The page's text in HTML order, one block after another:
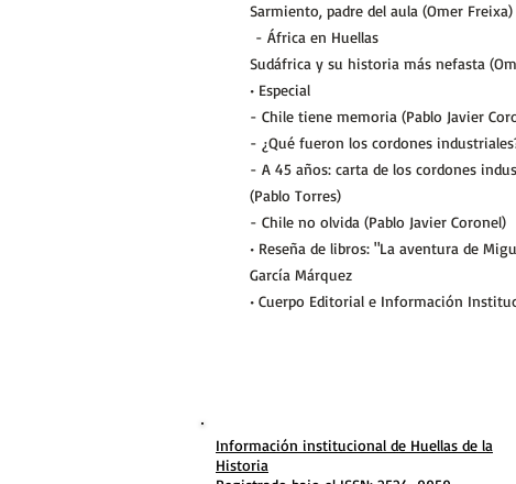
Sarmiento, padre del aula (Omer Freixa)
- África en Huellas
Sudáfrica y su historia más nefasta
• Especial
- Chile tiene memoria (Pablo Javier
- ¿Qué fueron los cordones
- A 45 años: carta de los cordones
(Pablo Torres)
- Chile no olvida (Pablo Javier Coronel)
• Reseña de libros: "La aventura de
García Márquez
• Cuerpo Editorial e Información
Información institucional de Huellas de la
Historia